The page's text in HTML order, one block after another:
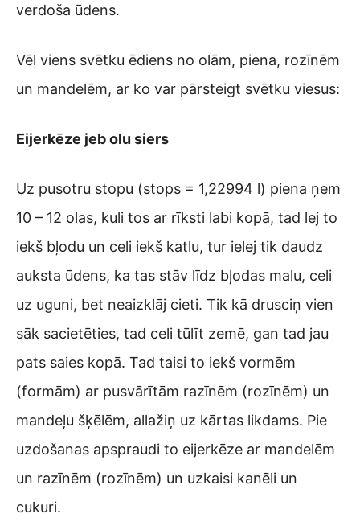
verdoša ūdens.
Vēl viens svētku ēdiens no olām, piena, rozīnēm
un mandelēm, ar ko var pārsteigt svētku viesus:
Eijerkēze jeb olu siers
Uz pusotru stopu (stops = 1,22994 l) piena ņem
10 – 12 olas, kuli tos ar rīksti labi kopā, tad lej to
iekš bļodu un celi iekš katlu, tur ielej tik daudz
auksta ūdens, ka tas stāv līdz bļodas malu, celi
uz uguni, bet neaizklāj cieti. Tik kā drusciņ vien
sāk sacietēties, tad celi tūlīt zemē, gan tad jau
pats saies kopā. Tad taisi to iekš vormēm
(formām) ar pusvārītām razīnēm (rozīnēm) un
mandeļu šķēlēm, allažiņ uz kārtas likdams. Pie
uzdošanas apspraudi to eijerkēze ar mandelēm
un razīnēm (rozīnēm) un uzkaisi kanēli un
cukuri.